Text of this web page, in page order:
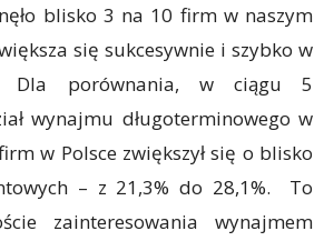
blisko 3 na 10 firm w naszym
się sukcesywnie i szybko w
Dla porównania, w ciągu 5
wynajmu długoterminowego w
w Polsce zwiększył się o blisko
– z 21,3% do 28,1%. To
zainteresowania wynajmem